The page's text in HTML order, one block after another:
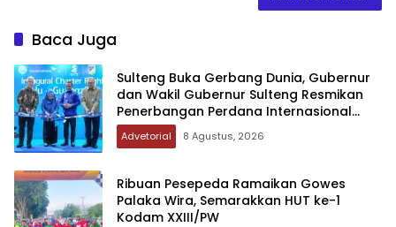
Baca Juga
Sulteng Buka Gerbang Dunia, Gubernur
dan Wakil Gubernur Sulteng Resmikan
Penerbangan Perdana Internasional
Palu-Guangzhou
Advetorial 8 Agustus, 2026
Ribuan Pesepeda Ramaikan Gowes
Palaka Wira, Semarakkan HUT ke-1
Kodam XXIII/PW